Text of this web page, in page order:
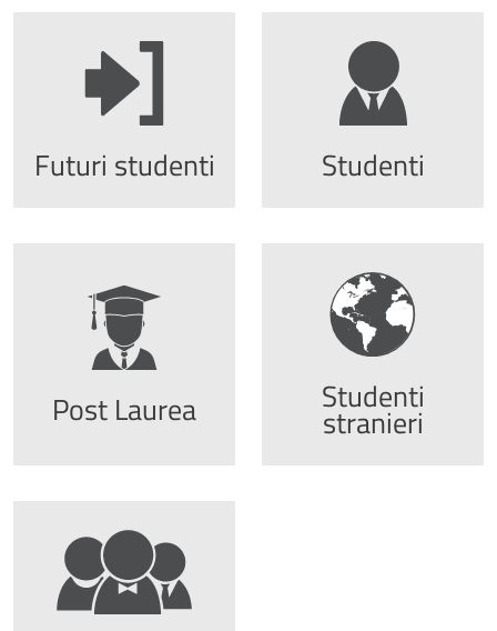
Futuri studenti Studenti
Post Laurea Studenti
stranieri